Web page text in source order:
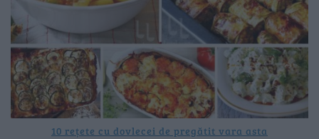
10 rețete cu dovlecei de pregătit vara asta